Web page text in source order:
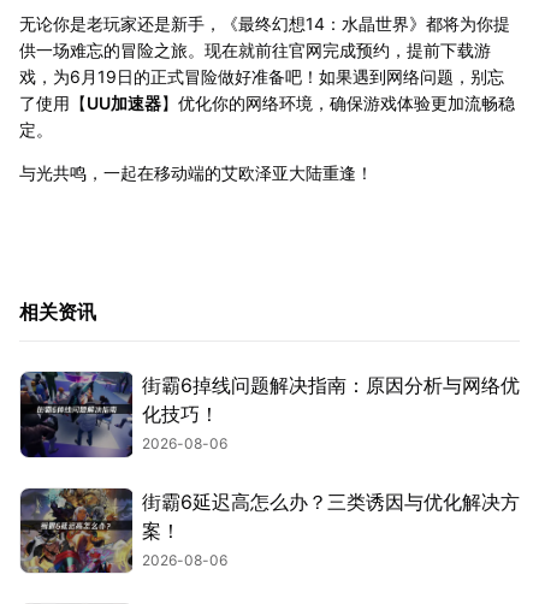
无论你是老玩家还是新手，《最终幻想14：水晶世界》都将为你提
供一场难忘的冒险之旅。现在就前往官网完成预约，提前下载游
戏，为6月19日的正式冒险做好准备吧！如果遇到网络问题，别忘
了使用【UU加速器】优化你的网络环境，确保游戏体验更加流畅稳
定。
与光共鸣，一起在移动端的艾欧泽亚大陆重逢！
相关资讯
街霸6掉线问题解决指南：原因分析与网络优
化技巧！
2026-08-06
街霸6延迟高怎么办？三类诱因与优化解决方
案！
2026-08-06